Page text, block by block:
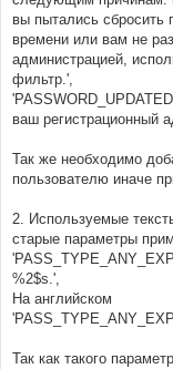
вы пытались сбросить
времени или вам не
администрацией,
фильтр.',
ваш регистрационный
Так же необходимо
пользователю иначе
2. Используемые
старые параметры
%2$s.',
На английском
Так как такого